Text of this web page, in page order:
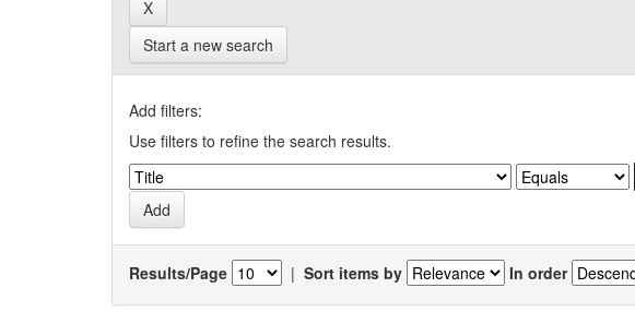
Start a new search
Add filters:
Use filters to refine the search results.
Results/Page | Sort items by In order